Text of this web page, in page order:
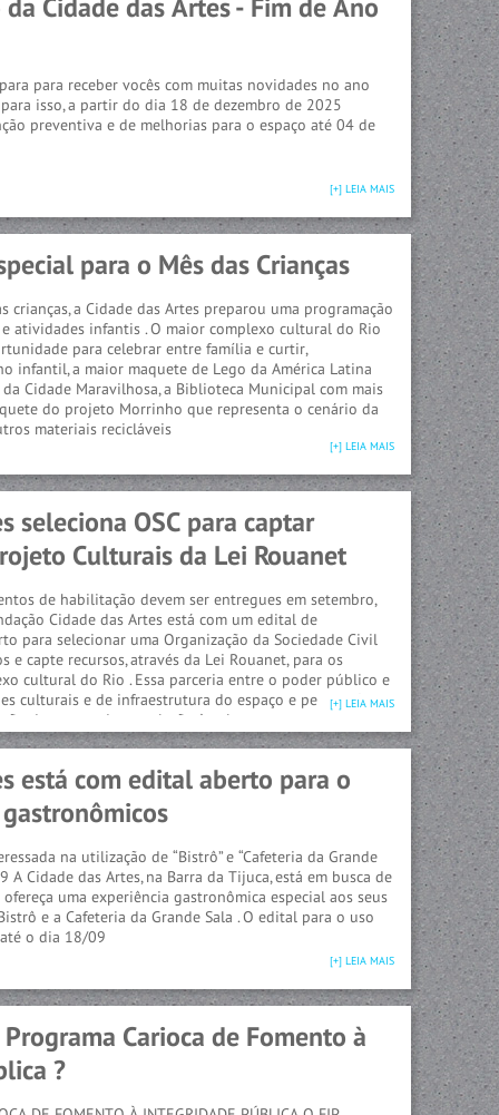
Cidade das Artes - Fim de Ano
para receber vocês com muitas novidades no ano
isso, a partir do dia 18 de dezembro de 2025
preventiva e de melhorias para o espaço até 04 de
[+] LEIA MAIS
para o Mês das Crianças
crianças, a Cidade das Artes preparou uma programação
atividades infantis . O maior complexo cultural do Rio
para celebrar entre família e curtir,
infantil, a maior maquete de Lego da América Latina
Cidade Maravilhosa, a Biblioteca Municipal com mais
do projeto Morrinho que representa o cenário da
materiais recicláveis
[+] LEIA MAIS
seleciona OSC para captar
Culturais da Lei Rouanet
de habilitação devem ser entregues em setembro,
Cidade das Artes está com um edital de
para selecionar uma Organização da Sociedade Civil
e capte recursos, através da Lei Rouanet, para os
cultural do Rio . Essa parceria entre o poder público e
culturais e de infraestrutura do espaço e permitirá a
do acesso da população à cultura
[+] LEIA MAIS
está com edital aberto para o
na utilização de “Bistrô” e “Cafeteria da Grande
A Cidade das Artes, na Barra da Tijuca, está em busca de
uma experiência gastronômica especial aos seus
e a Cafeteria da Grande Sala . O edital para o uso
o dia 18/09
[+] LEIA MAIS
Carioca de Fomento à
?